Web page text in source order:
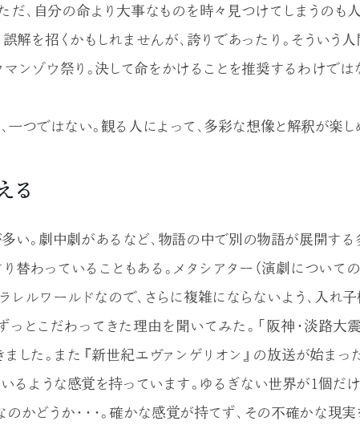
、自分の命より大事なものを時々見つけてしまうのも人
解を招くかもしれませんが、誇りであったり。そういう
マンゾウ祭り。決して命をかけることを推奨するわけで
つではない。観る人によって、多彩な想像と解釈が楽し
る
い。劇中劇があるなど、物語の中で別の物語が展開する
わっていることもある。メタシアター（演劇について
レルワールドなので、さらに複雑にならないよう、入れ
っとこだわってきた理由を聞いてみた。「阪神・淡路大
した。また『新世紀エヴァンゲリオン』の放送が始まっ
るような感覚を持っています。ゆるぎない世界が1個だ
かどうか・・・。確かな感覚が持てず、その不確かな現